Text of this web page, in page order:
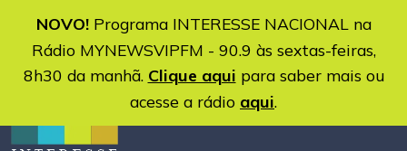
NOVO!Programa INTERESSE NACIONAL na
Rádio MYNEWSVIPFM - 90.9 às sextas-feiras,
8h30 da manhã. Clique aqui para saber mais ou
acesse a rádio aqui.